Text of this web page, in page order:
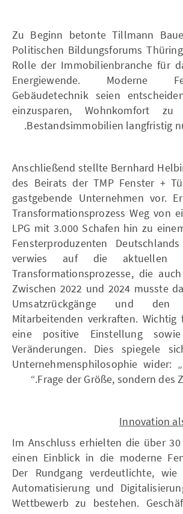
Zu Beginn betonte Tillmann
Politischen Bildungsforums
Rolle der Immobilienbranche für
Energiewende. Moderne
Gebäudetechnik seien
einzusparen, Wohnkomfort
Bestandsimmobilien langfristig
Anschließend stellte Bernhard
des Beirats der TMP Fenster +
gastgebende Unternehmen vor.
Transformationsprozess Weg von
LPG mit 3.000 Schafen hin zu
Fensterproduzenten
verwies auf die aktuellen
Transformationsprozesse, die
Zwischen 2022 und 2024 musste
Umsatzrückgänge und
Mitarbeitenden verkraften.
eine positive Einstellung
Veränderungen. Dies spiegele
Unternehmensphilosophie wider:
Frage der Größe, sondern des
Innovation
Im Anschluss erhielten die über
einen Einblick in die moderne
Der Rundgang verdeutlichte,
Automatisierung und
Wettbewerb zu bestehen.